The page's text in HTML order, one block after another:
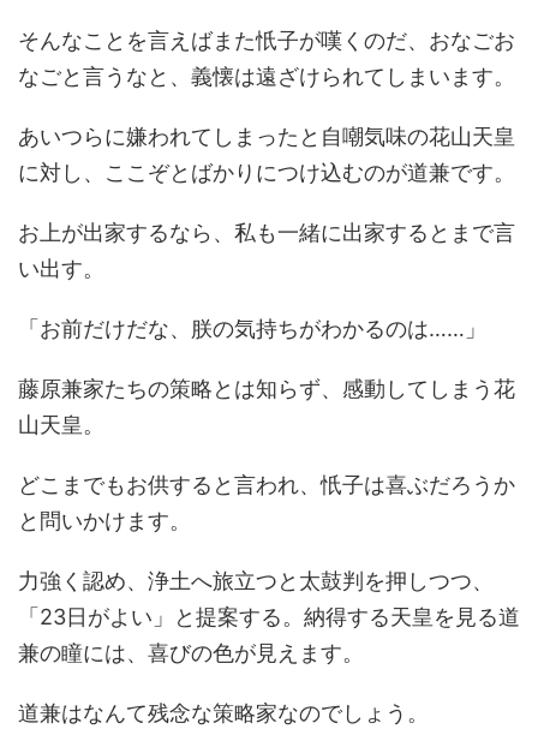
そんなことを言えばまた忯子が嘆くのだ、おなごお
なごと言うなと、義懐は遠ざけられてしまいます。
あいつらに嫌われてしまったと自嘲気味の花山天皇
に対し、ここぞとばかりにつけ込むのが道兼です。
お上が出家するなら、私も一緒に出家するとまで言
い出す。
「お前だけだな、朕の気持ちがわかるのは……」
藤原兼家たちの策略とは知らず、感動してしまう花
山天皇。
どこまでもお供すると言われ、忯子は喜ぶだろうか
と問いかけます。
力強く認め、浄土へ旅立つと太鼓判を押しつつ、
「23日がよい」と提案する。納得する天皇を見る道
兼の瞳には、喜びの色が見えます。
道兼はなんて残念な策略家なのでしょう。